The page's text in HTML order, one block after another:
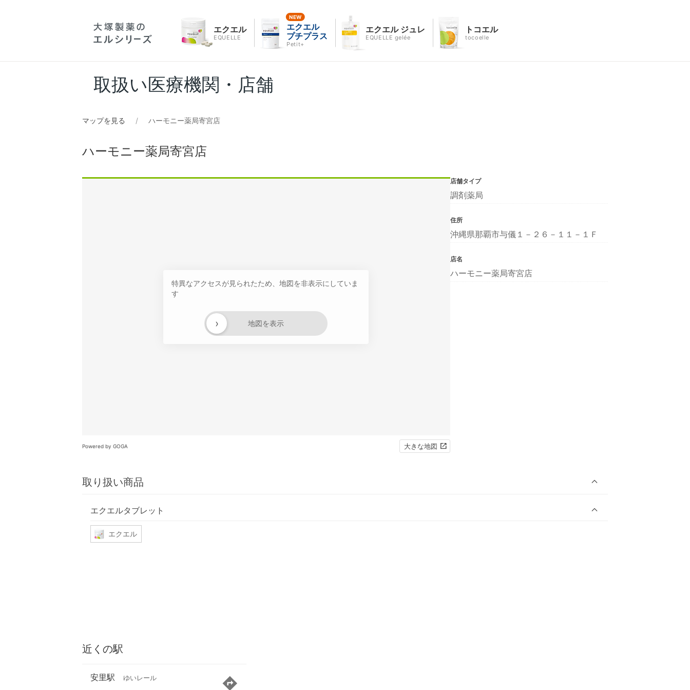
エクエル
EQUELLE
エクエル
プチプラス
Petit+
エクエル ジュレ
EQUELLE gelée
トコエル
tocoelle
取扱い医療機関・店舗
マップを見る ハーモニー薬局寄宮店
ハーモニー薬局寄宮店
特異なアクセスが見られたため、地図を非表示にしていま
す
地図を表示
›
Powered by GOGA 大きな地図
取り扱い商品
エクエルタブレット
エクエル
店舗タイプ
調剤薬局
住所
沖縄県那覇市与儀１－２６－１１－１Ｆ
店名
ハーモニー薬局寄宮店
近くの駅
安里駅 ゆいレール